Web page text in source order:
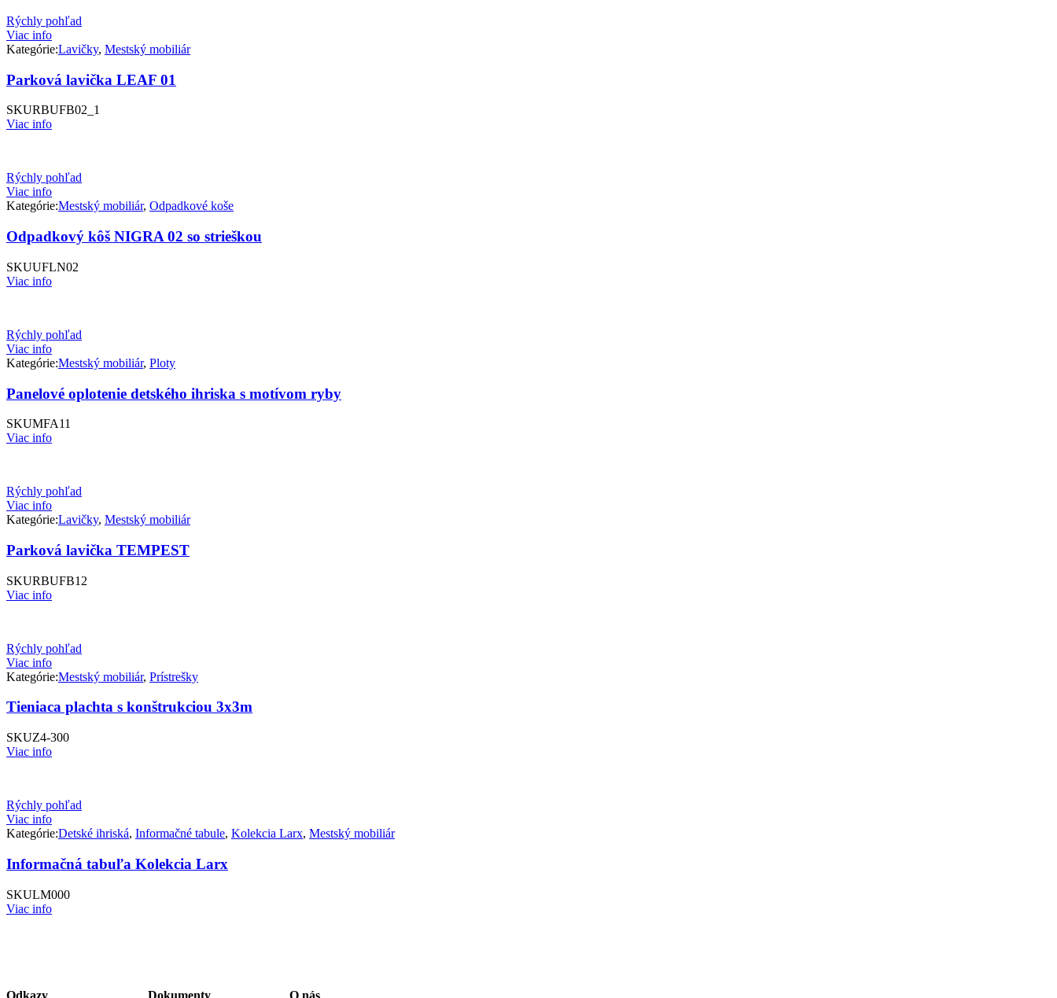
Rýchly pohľad
Viac info
Kategórie:Lavičky, Mestský mobiliár
Parková lavička LEAF 01
SKURBUFB02_1
Viac info
Rýchly pohľad
Viac info
Kategórie:Mestský mobiliár, Odpadkové koše
Odpadkový kôš NIGRA 02 so strieškou
SKUUFLN02
Viac info
Rýchly pohľad
Viac info
Kategórie:Mestský mobiliár, Ploty
Panelové oplotenie detského ihriska s motívom ryby
SKUMFA11
Viac info
Rýchly pohľad
Viac info
Kategórie:Lavičky, Mestský mobiliár
Parková lavička TEMPEST
SKURBUFB12
Viac info
Rýchly pohľad
Viac info
Kategórie:Mestský mobiliár, Prístrešky
Tieniaca plachta s konštrukciou 3x3m
SKUZ4-300
Viac info
Rýchly pohľad
Viac info
Kategórie:Detské ihriská, Informačné tabule, Kolekcia Larx, Mestský mobiliár
Informačná tabuľa Kolekcia Larx
SKULM000
Viac info
Odkazy Dokumenty O nás